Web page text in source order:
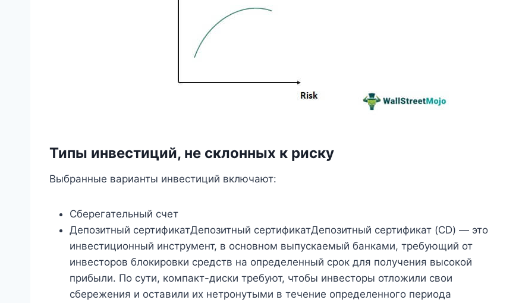
Типы инвестиций, не склонных к риску
Выбранные варианты инвестиций включают:
Сберегательный счет
Депозитный сертификатДепозитный сертификатДепозитный сертификат (CD) — это
инвестиционный инструмент, в основном выпускаемый банками, требующий от
инвесторов блокировки средств на определенный срок для получения высокой
прибыли. По сути, компакт-диски требуют, чтобы инвесторы отложили свои
сбережения и оставили их нетронутыми в течение определенного периода